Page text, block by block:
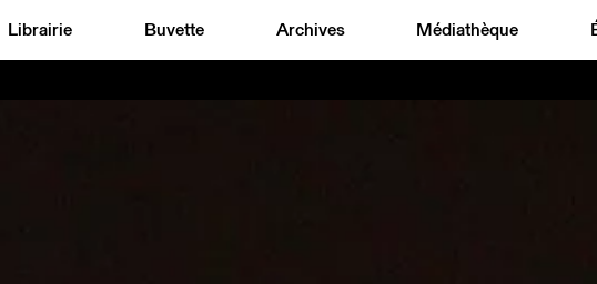
Librairie Buvette Archives Médiathèque